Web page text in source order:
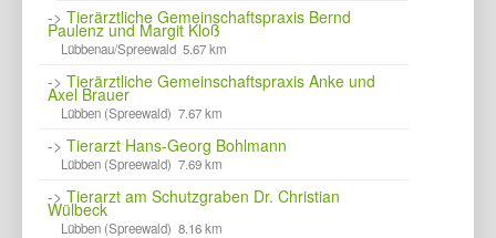
-> Tierärztliche Gemeinschaftspraxis Bernd
Paulenz und Margit Kloß
Lübbenau/Spreewald 5.67 km
-> Tierärztliche Gemeinschaftspraxis Anke und
Axel Brauer
Lübben (Spreewald) 7.67 km
-> Tierarzt Hans-Georg Bohlmann
Lübben (Spreewald) 7.69 km
-> Tierarzt am Schutzgraben Dr. Christian
Wülbeck
Lübben (Spreewald) 8.16 km